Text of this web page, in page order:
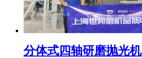
分体式四轴研磨抛光机